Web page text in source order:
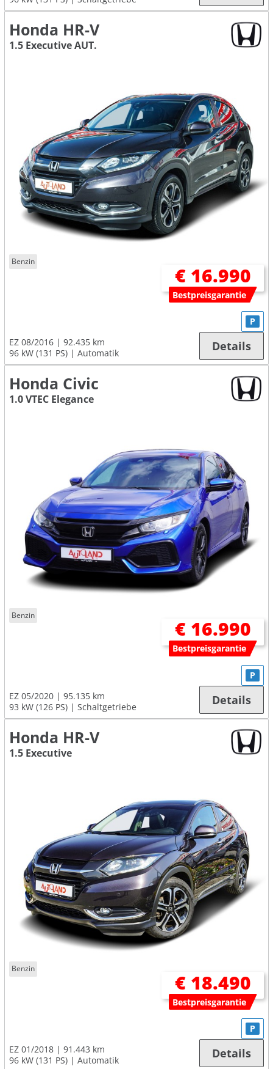
Honda HR-V
1.5 Executive AUT.
Benzin
€ 16.990
Bestpreisgarantie
EZ 08/2016
92.435 km
96 kW (131 PS)
Automatik
P
Details
Honda Civic
1.0 VTEC Elegance
Benzin
€ 16.990
Bestpreisgarantie
EZ 05/2020
95.135 km
93 kW (126 PS)
Schaltgetriebe
P
Details
Honda HR-V
1.5 Executive
Benzin
€ 18.490
Bestpreisgarantie
EZ 01/2018
91.443 km
96 kW (131 PS)
Automatik
P
Details